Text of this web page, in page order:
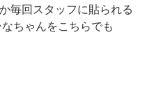
毎回スタッフに貼られる
ちゃんをこちらでも